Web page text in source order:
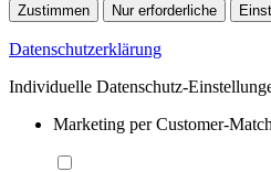
Zustimmen Nur erforderliche
Datenschutzerklärung
Individuelle Datenschutz-
Marketing per Customer-Match